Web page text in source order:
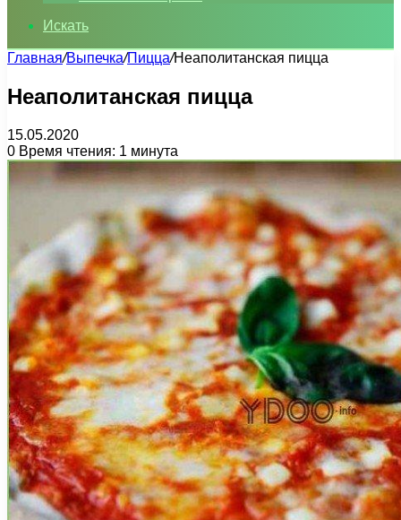
Искать
Главная/Выпечка/Пицца/Неаполитанская пицца
Неаполитанская пицца
15.05.2020
0 Время чтения: 1 минута